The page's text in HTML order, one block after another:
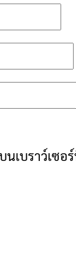
เบราว์เซอ